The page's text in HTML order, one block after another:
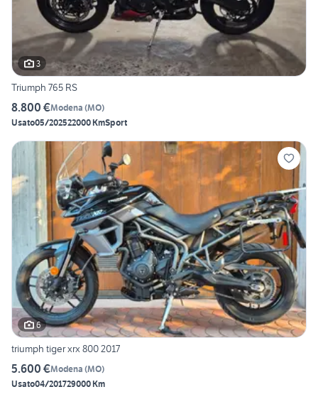
3
Triumph 765 RS
8.800 €Modena (MO)
Usato05/202522000 KmSport
6
triumph tiger xrx 800 2017
5.600 €Modena (MO)
Usato04/201729000 Km